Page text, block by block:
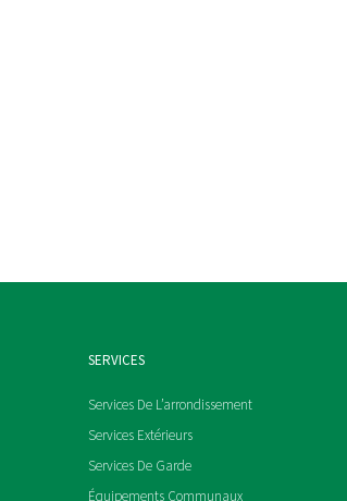
SERVICES
Services De L’arrondissement
Services Extérieurs
Services De Garde
Équipements Communaux